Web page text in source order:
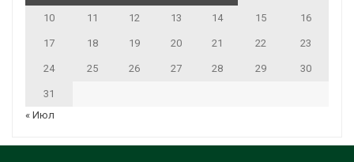
10 11 12 13 14 15 16
17 18 19 20 21 22 23
24 25 26 27 28 29 30
31
« Июл